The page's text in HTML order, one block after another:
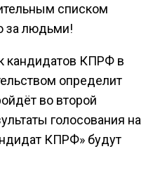
списком
за людьми!
кандидатов КПРФ в
определит
во второй
голосования на
КПРФ» будут